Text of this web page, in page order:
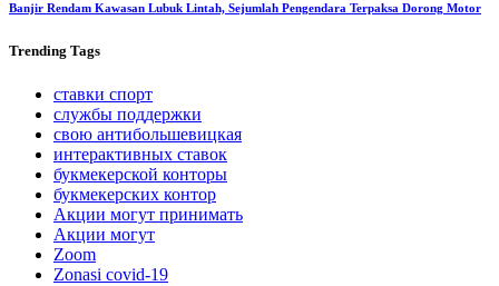
Banjir Rendam Kawasan Lubuk Lintah, Sejumlah Pengendara Terpaksa Dorong Motor
Trending Tags
ставки спорт
службы поддержки
свою антибольшевицкая
интерактивных ставок
букмекерской конторы
букмекерских контор
Акции могут принимать
Акции могут
Zoom
Zonasi covid-19